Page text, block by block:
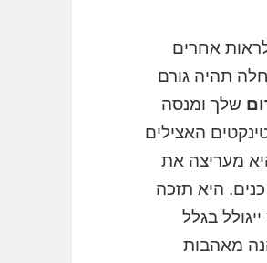
אחרים
תהיה גורם
שלך ומנסה
האצילים
מעריצה את
היא תזכה
בגלל
מאהבות